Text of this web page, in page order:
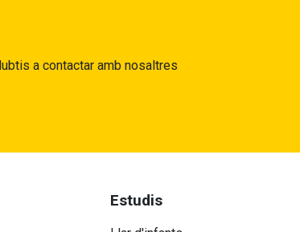
a contactar amb nosaltres
Estudis